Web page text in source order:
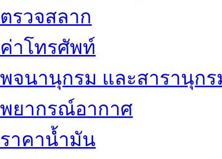
ตรวจสลาก
ค่าโทรศัพท์
พจนานุกรม และสารานุกร
พยากรณ์อากาศ
ราคาน้ำมัน